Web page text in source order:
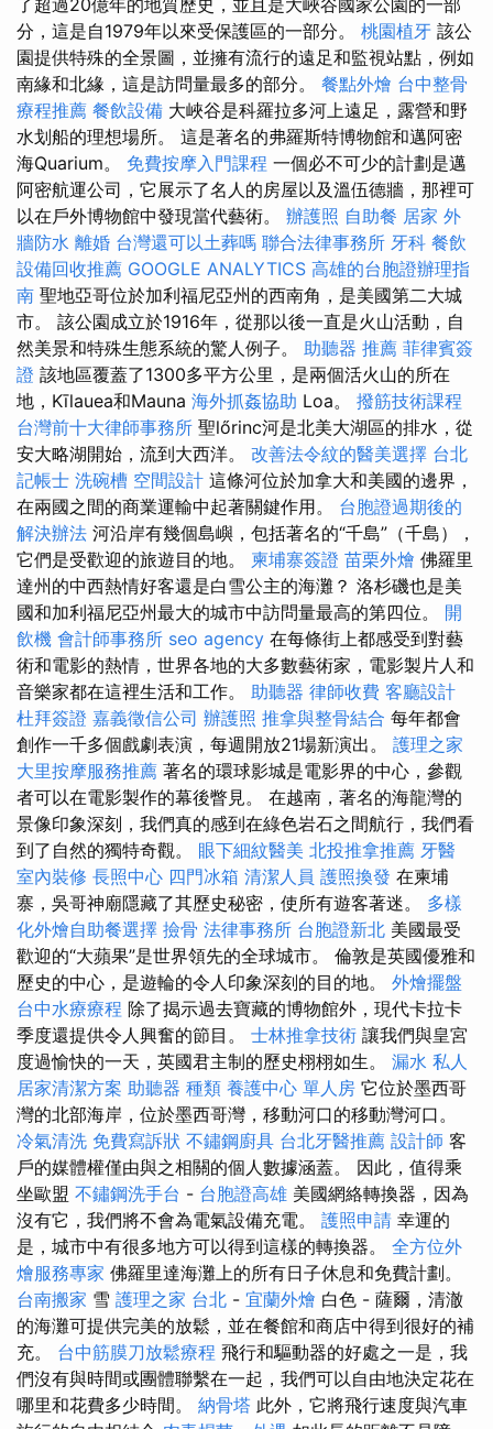
了超過20億年的地質歷史，並且是大峽谷國家公園的一部
分，這是自1979年以來受保護區的一部分。 桃園植牙 該公
園提供特殊的全景圖，並擁有流行的遠足和監視站點，例如
南緣和北緣，這是訪問量最多的部分。 餐點外燴 台中整骨
療程推薦 餐飲設備 大峽谷是科羅拉多河上遠足，露營和野
水划船的理想場所。 這是著名的弗羅斯特博物館和邁阿密
海Quarium。 免費按摩入門課程 一個必不可少的計劃是邁
阿密航運公司，它展示了名人的房屋以及溫伍德牆，那裡可
以在戶外博物館中發現當代藝術。 辦護照 自助餐 居家 外
牆防水 離婚 台灣還可以土葬嗎 聯合法律事務所 牙科 餐飲
設備回收推薦 GOOGLE ANALYTICS 高雄的台胞證辦理指
南 聖地亞哥位於加利福尼亞州的西南角，是美國第二大城
市。 該公園成立於1916年，從那以後一直是火山活動，自
然美景和特殊生態系統的驚人例子。 助聽器 推薦 菲律賓簽
證 該地區覆蓋了1300多平方公里，是兩個活火山的所在
地，Kīlauea和Mauna 海外抓姦協助 Loa。 撥筋技術課程
台灣前十大律師事務所 聖lőrinc河是北美大湖區的排水，從
安大略湖開始，流到大西洋。 改善法令紋的醫美選擇 台北
記帳士 洗碗槽 空間設計 這條河位於加拿大和美國的邊界，
在兩國之間的商業運輸中起著關鍵作用。 台胞證過期後的
解決辦法 河沿岸有幾個島嶼，包括著名的“千島”（千島），
它們是受歡迎的旅遊目的地。 柬埔寨簽證 苗栗外燴 佛羅里
達州的中西熱情好客還是白雪公主的海灘？ 洛杉磯也是美
國和加利福尼亞州最大的城市中訪問量最高的第四位。 開
飲機 會計師事務所 seo agency 在每條街上都感受到對藝
術和電影的熱情，世界各地的大多數藝術家，電影製片人和
音樂家都在這裡生活和工作。 助聽器 律師收費 客廳設計
杜拜簽證 嘉義徵信公司 辦護照 推拿與整骨結合 每年都會
創作一千多個戲劇表演，每週開放21場新演出。 護理之家
大里按摩服務推薦 著名的環球影城是電影界的中心，參觀
者可以在電影製作的幕後瞥見。 在越南，著名的海龍灣的
景像印象深刻，我們真的感到在綠色岩石之間航行，我們看
到了自然的獨特奇觀。 眼下細紋醫美 北投推拿推薦 牙醫
室內裝修 長照中心 四門冰箱 清潔人員 護照換發 在柬埔
寨，吳哥神廟隱藏了其歷史秘密，使所有遊客著迷。 多樣
化外燴自助餐選擇 撿骨 法律事務所 台胞證新北 美國最受
歡迎的“大蘋果”是世界領先的全球城市。 倫敦是英國優雅和
歷史的中心，是遊輪的令人印象深刻的目的地。 外燴擺盤
台中水療療程 除了揭示過去寶藏的博物館外，現代卡拉卡
季度還提供令人興奮的節目。 士林推拿技術 讓我們與皇宮
度過愉快的一天，英國君主制的歷史栩栩如生。 漏水 私人
居家清潔方案 助聽器 種類 養護中心 單人房 它位於墨西哥
灣的北部海岸，位於墨西哥灣，移動河口的移動灣河口。
冷氣清洗 免費寫訴狀 不鏽鋼廚具 台北牙醫推薦 設計師 客
戶的媒體權僅由與之相關的個人數據涵蓋。 因此，值得乘
坐歐盟 不鏽鋼洗手台 - 台胞證高雄 美國網絡轉換器，因為
沒有它，我們將不會為電氣設備充電。 護照申請 幸運的
是，城市中有很多地方可以得到這樣的轉換器。 全方位外
燴服務專家 佛羅里達海灘上的所有日子休息和免費計劃。
台南搬家 雪 護理之家 台北 - 宜蘭外燴 白色 - 薩爾，清澈
的海灘可提供完美的放鬆，並在餐館和商店中得到很好的補
充。 台中筋膜刀放鬆療程 飛行和驅動器的好處之一是，我
們沒有與時間或團體聯繫在一起，我們可以自由地決定花在
哪里和花費多少時間。 納骨塔 此外，它將飛行速度與汽車